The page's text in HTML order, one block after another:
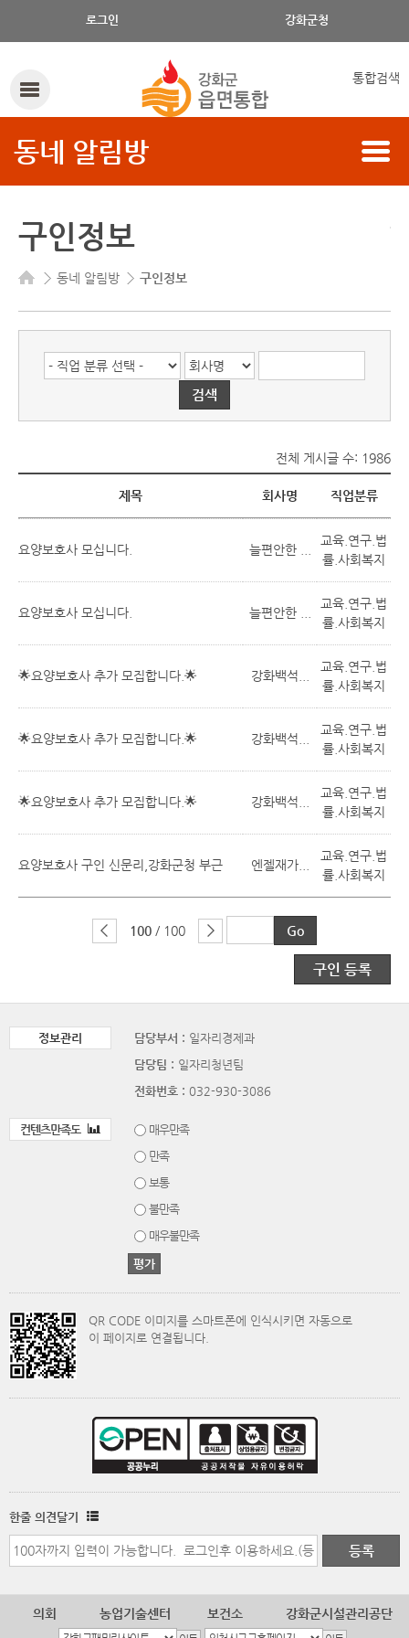
로그인 강화군청
통합검색
동네 알림방
구인정보
동네 알림방 구인정보
전체 게시글 수: 1986
제목 회사명 직업분류
요양보호사 모십니다. 늘편안한 ...
교육.연구.법
률.사회복지
요양보호사 모십니다. 늘편안한 ...
교육.연구.법
률.사회복지
🌟요양보호사 추가 모집합니다.🌟 강화백석...
교육.연구.법
률.사회복지
🌟요양보호사 추가 모집합니다.🌟 강화백석...
교육.연구.법
률.사회복지
🌟요양보호사 추가 모집합니다.🌟 강화백석...
교육.연구.법
률.사회복지
요양보호사 구인 신문리,강화군청 부근 엔젤재가...
교육.연구.법
률.사회복지
100 / 100
구인 등록
정보관리 담당부서 : 일자리경제과
담당팀 : 일자리청년팀
전화번호 : 032-930-3086
컨텐츠만족도
매우만족
만족
보통
불만족
매우불만족
QR CODE 이미지를 스마트폰에 인식시키면 자동으로
이 페이지로 연결됩니다.
한줄 의견달기
의회 농업기술센터 보건소 강화군시설관리공단